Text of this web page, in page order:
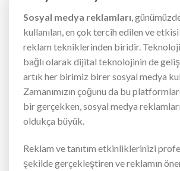
Sosyal medya reklamları,
kullanılan, en çok tercih edilen ve
reklam tekniklerinden biridir.
bağlı olarak dijital teknolojinin de
artık her birimiz birer sosyal medya
Zamanımızın çoğunu da bu
bir gerçekken, sosyal medya
oldukça büyük.
Reklam ve tanıtım etkinliklerinizi
şekilde gerçekleştiren ve reklamın